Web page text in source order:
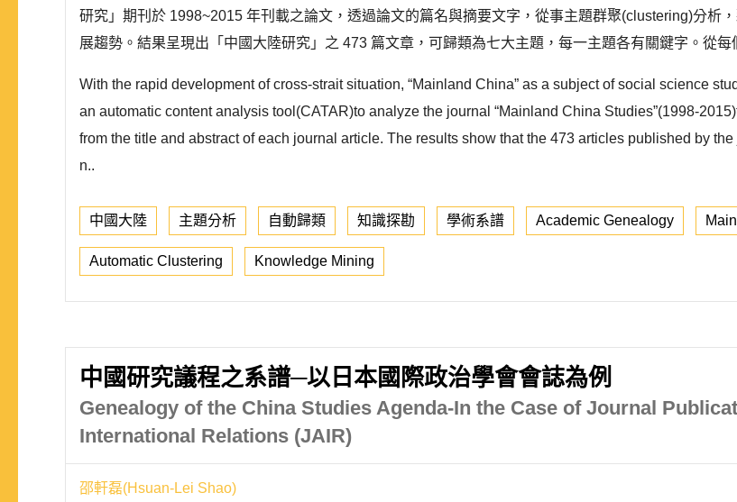
研究」期刊於 1998~2015 年刊載之論文，透過論文的篇名與摘要文字，從事主題群聚(clustering)分析
展趨勢。結果呈現出「中國大陸研究」之 473 篇文章，可歸類為七大主題，每一主題各有關鍵字。從
With the rapid development of cross-strait situation, “Mainland China” as a subject of social science
an automatic content analysis tool(CATAR)to analyze the journal “Mainland China Studies”(1998-
from the title and abstract of each journal article. The results show that the 473 articles published by
n..
中國大陸 主題分析 自動歸類 知識探勘 學術系譜 Academic Genealogy
Automatic Clustering Knowledge Mining
中國研究議程之系譜─以日本國際政治學會會誌為例
Genealogy of the China Studies Agenda-In the Case of Journal
International Relations (JAIR)
邵軒磊(Hsuan-Lei Shao)